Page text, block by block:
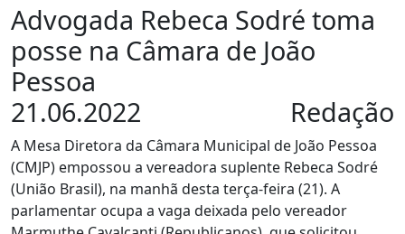
Advogada Rebeca Sodré toma
posse na Câmara de João
Pessoa
21.06.2022
Redação
A Mesa Diretora da Câmara Municipal de João Pessoa
(CMJP) empossou a vereadora suplente Rebeca Sodré
(União Brasil), na manhã desta terça-feira (21). A
parlamentar ocupa a vaga deixada pelo vereador